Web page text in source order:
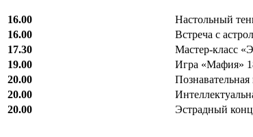
16.00 Настольный
16.00
Встреча с
17.30
Мастер-класс
19.00
Игра «Мафия»
20.00
20.00
20.00
Эстрадный